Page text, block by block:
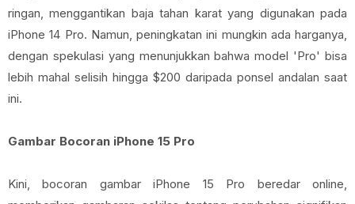
ringan, menggantikan baja tahan karat yang digunakan pada
iPhone 14 Pro. Namun, peningkatan ini mungkin ada harganya,
dengan spekulasi yang menunjukkan bahwa model 'Pro' bisa
lebih mahal selisih hingga $200 daripada ponsel andalan saat
ini.
Gambar Bocoran iPhone 15 Pro
Kini, bocoran gambar iPhone 15 Pro beredar online,